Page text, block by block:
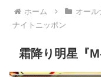
ホーム オール
ナイトニッポン
霜降り明星『